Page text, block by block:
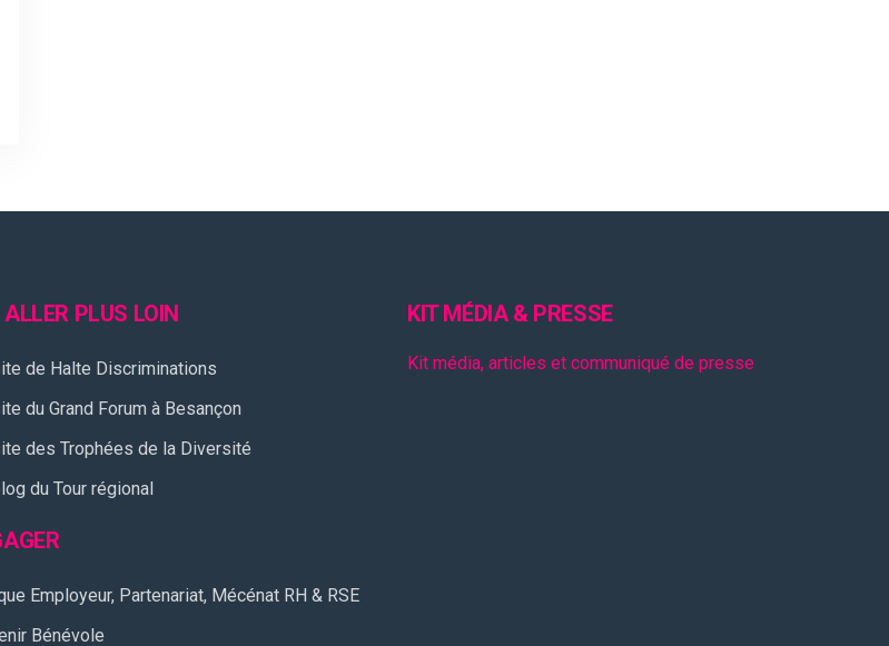
ALLER PLUS LOIN
de Halte Discriminations
du Grand Forum à Besançon
des Trophées de la Diversité
du Tour régional
Employeur, Partenariat, Mécénat RH & RSE
Bénévole
KIT MÉDIA & PRESSE
Kit média, articles et communiqué de presse